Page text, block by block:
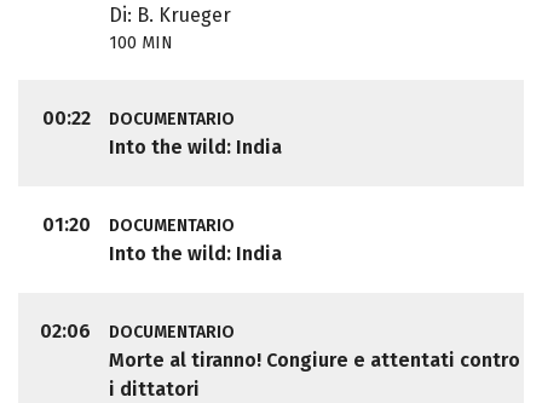
Di: B. Krueger
100 MIN
00:22 DOCUMENTARIO
Into the wild: India
01:20 DOCUMENTARIO
Into the wild: India
02:06 DOCUMENTARIO
Morte al tiranno! Congiure e attentati contro
i dittatori